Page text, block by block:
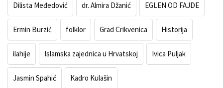
Dilista Međedović dr. Almira Džanić EGLEN OD FAJDE
Ermin Burzić folklor Grad Crikvenica Historija
ilahije Islamska zajednica u Hrvatskoj Ivica Puljak
Jasmin Spahić Kadro Kulašin